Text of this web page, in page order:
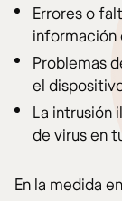
Errores o
información
Problemas
el
La intrusión
de virus en
En la medida